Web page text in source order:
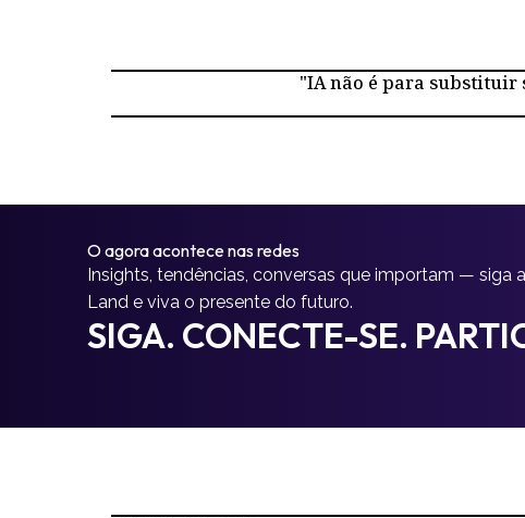
"IA não é para substituir
O agora acontece nas redes
Insights, tendências, conversas que importam — siga
Land e viva o presente do futuro.
SIGA. CONECTE-SE.